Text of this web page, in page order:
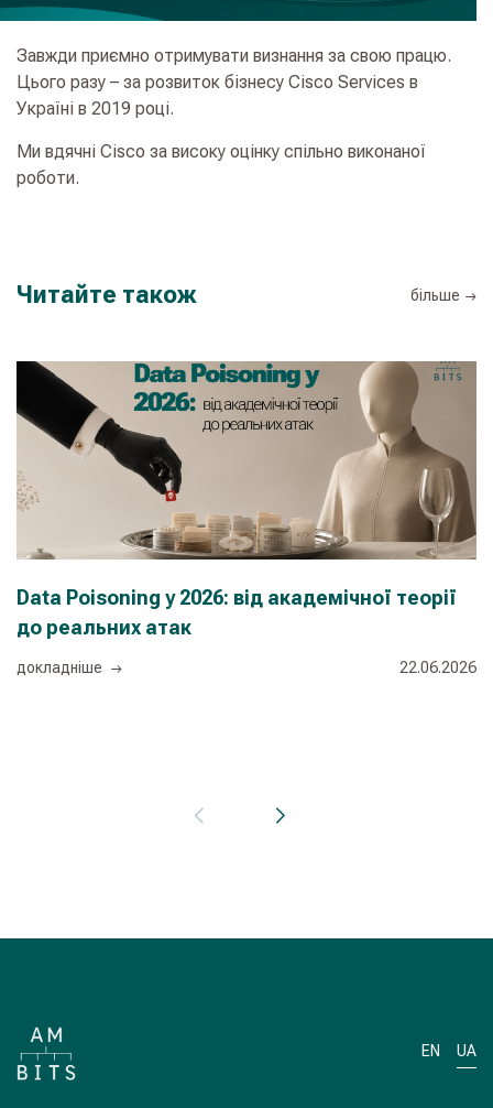
Завжди приємно отримувати визнання за свою працю.
Цього разу – за розвиток бізнесу Cisco Services в
Україні в 2019 році.
Ми вдячні Cisco за високу оцінку спільно виконаної
роботи.
Читайте також більше
Data Poisoning у 2026: від академічної теорії
до реальних атак
докладнiше 22.06.2026
EN UA